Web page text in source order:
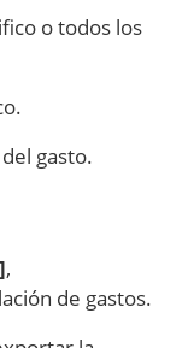
o todos los
gasto.
,
de gastos.